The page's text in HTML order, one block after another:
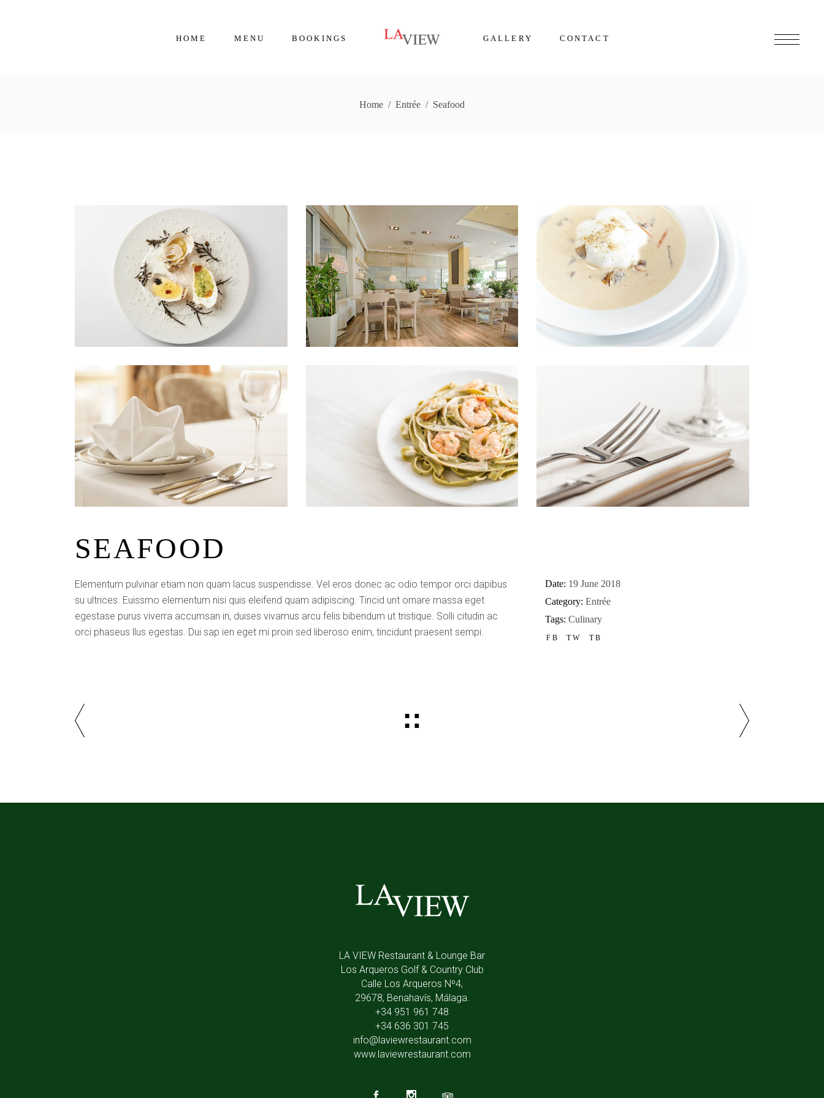
HOME MENU BOOKINGS GALLERY CONTACT
Home / Entrée / Seafood
SEAFOOD
Elementum pulvinar etiam non quam lacus suspendisse. Vel eros donec ac odio tempor orci dapibus
su ultrices. Euissmo elementum nisi quis eleifend quam adipiscing. Tincid unt ornare massa eget
egestase purus viverra accumsan in, duises vivamus arcu felis bibendum ut tristique. Solli citudin ac
orci phaseus llus egestas. Dui sap ien eget mi proin sed liberoso enim, tincidunt praesent sempi.
Date: 19 June 2018
Category: Entrée
Tags: Culinary
FB TW TB
LA VIEW Restaurant & Lounge Bar
Los Arqueros Golf & Country Club
Calle Los Arqueros Nº4,
29678, Benahavís, Málaga.
+34 951 961 748
+34 636 301 745
info@laviewrestaurant.com
www.laviewrestaurant.com